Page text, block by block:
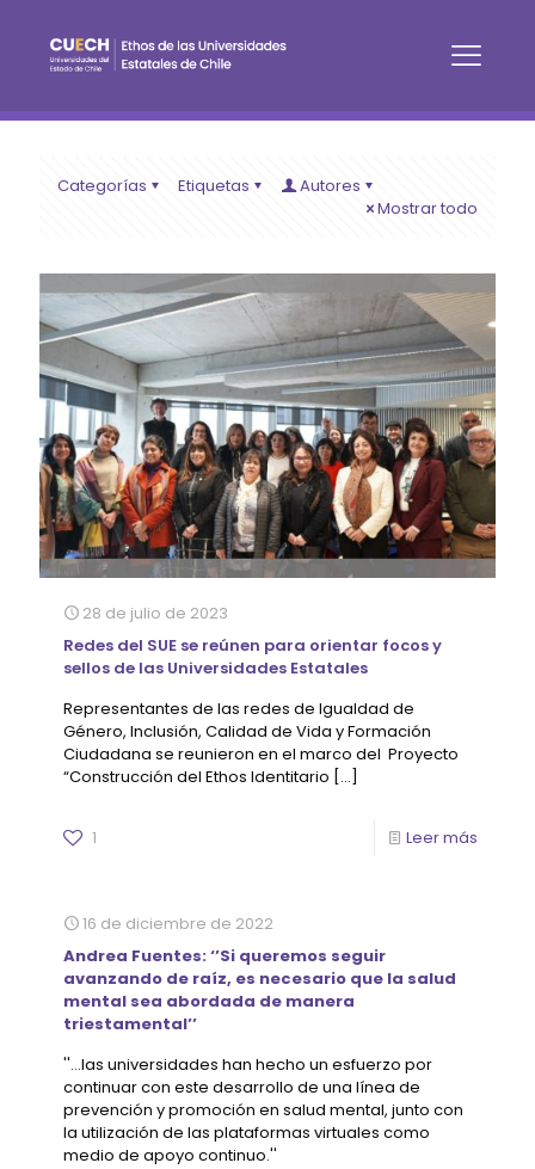
Categorías Etiquetas
Autores
Mostrar todo
28 de julio de 2023
Redes del SUE se reúnen para orientar focos y
sellos de las Universidades Estatales
Representantes de las redes de Igualdad de
Género, Inclusión, Calidad de Vida y Formación
Ciudadana se reunieron en el marco del Proyecto
“Construcción del Ethos Identitario […]
1 Leer más
16 de diciembre de 2022
Andrea Fuentes: ‘’Si queremos seguir
avanzando de raíz, es necesario que la salud
mental sea abordada de manera
triestamental’’
''...las universidades han hecho un esfuerzo por
continuar con este desarrollo de una línea de
prevención y promoción en salud mental, junto con
la utilización de las plataformas virtuales como
medio de apoyo continuo.''